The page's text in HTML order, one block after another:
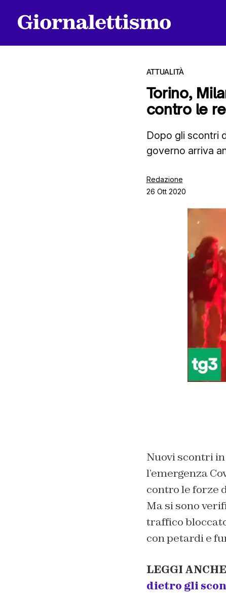
ATTUALITÀ
Torino,
contro le
Dopo gli scontri
governo arriva
Redazione
26 Ott 2020
Nuovi scontri
l’emergenza
contro le forze
Ma si sono
traffico
con petardi e
LEGGI
dietro gli